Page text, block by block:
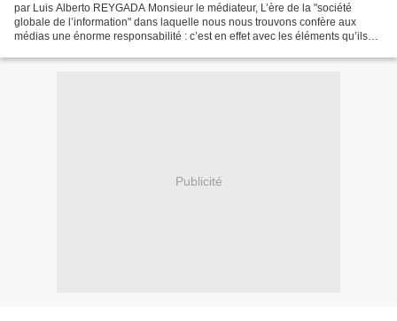
par Luis Alberto REYGADA Monsieur le médiateur, L’ère de la "société
globale de l’information" dans laquelle nous nous trouvons confère aux
médias une énorme responsabilité : c’est en effet avec les éléments qu’ils
Publicité